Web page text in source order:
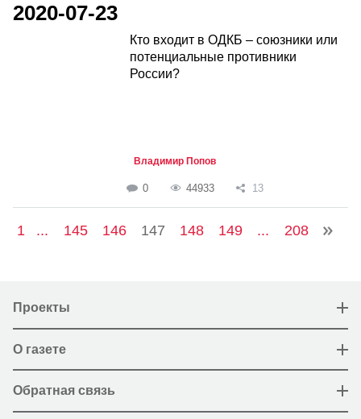
2020-07-23
Кто входит в ОДКБ – союзники или
потенциальные противники
России?
Владимир Попов
0 44933 13
1 ... 145 146 147 148 149 ... 208
Проекты
О газете
Обратная связь